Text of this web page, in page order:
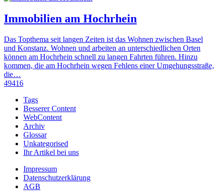
Immobilien am Hochrhein
Das Topthema seit langen Zeiten ist das Wohnen zwischen Basel
und Konstanz. Wohnen und arbeiten an unterschiedlichen Orten
können am Hochrhein schnell zu langen Fahrten führen. Hinzu
kommen, die am Hochrhein wegen Fehlens einer Umgehungsstraße,
die…
49416
Tags
Besserer Content
WebContent
Archiv
Glossar
Unkategorised
Ihr Artikel bei uns
Impressum
Datenschutzerklärung
AGB